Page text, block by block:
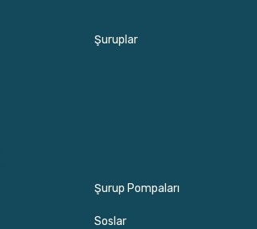
Şuruplar
Şurup Pompaları
Soslar